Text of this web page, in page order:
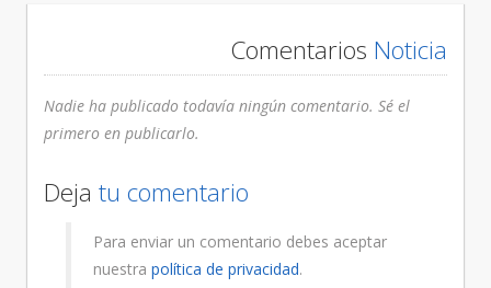
Comentarios Noticia
Nadie ha publicado todavía ningún comentario. Sé el
primero en publicarlo.
Deja tu comentario
Para enviar un comentario debes aceptar
nuestra política de privacidad.